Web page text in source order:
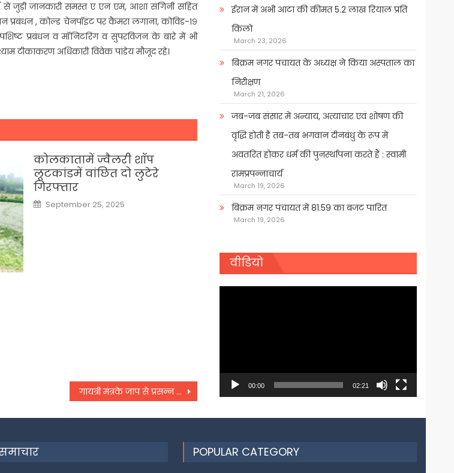
से जुड़ी जानकारी समस्त ए एन एम, आशा संगिनी सहित
प्रबंधन , कोल्ड चेनपॉइंट पर कैमरा लगाना, कोविड-१९
प्रबंधन व मॉनिटरिंग व सुपरविजन के बारे में भी
टीकाकरण अधिकारी विवेक पांडेय मौजूद रहे।
कोलकातामें ज्वैलरी शॉप
लूटकांडमें वांछित दो लुटेरे
गिरफ्तार
Posted
on
September 25, 2025
गायत्री मंत्रके जाप से प्रसन्न होते हैं देवता
ईरान में अभी आटा की कीमत 5.2 लाख रियाल प्रति
किलो
March 23, 2026
बिक्रम नगर पंचायत के अध्यक्ष ने किया अस्पताल का
निरीक्षण
March 21, 2026
जब-जब संसार में अन्याय, अत्याचार एवं शोषण की
वृद्धि होती है तब-तब भगवान दीनबंधु के रूप में
अवतरित होकर धर्म की पुनर्स्थापना करते हैं : स्वामी
रामप्रपन्नाचार्य
March 19, 2026
बिक्रम नगर पंचायत में 81.59 का बजट पारित
March 19, 2026
वीडियो
00:00 02:21
POPULAR CATEGORY